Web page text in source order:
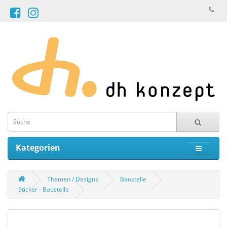
Kategorien
Themen / Designs
Baustelle
Sticker - Baustelle